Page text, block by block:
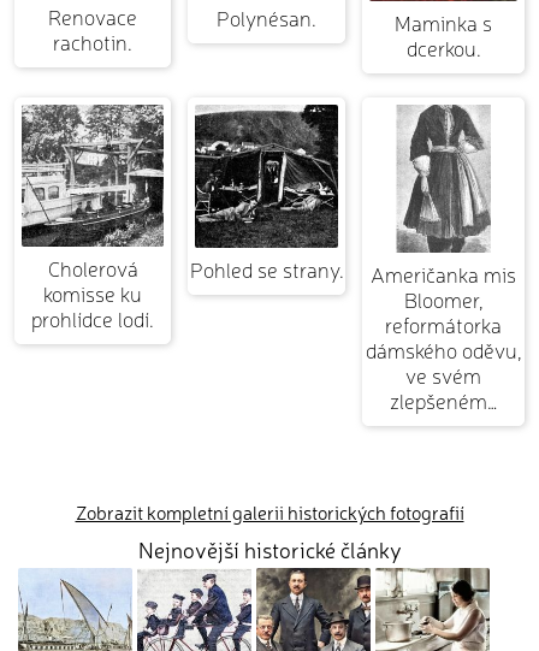
Renovace
rachotin.
Polynésan.
Maminka s
dcerkou.
Cholerová
komisse ku
prohlídce lodí.
Pohled se strany.
Američanka mis
Bloomer,
reformátorka
dámského oděvu,
ve svém
zlepšeném…
Zobrazit kompletní galerii historických fotografií
Nejnovější historické články